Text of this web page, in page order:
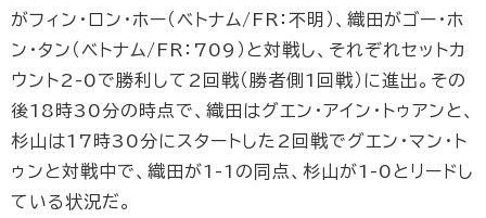
がフィン・ロン・ホー（ベトナム/FR：不明）、織田がゴー・ホ
ン・タン（ベトナム/FR：709）と対戦し、それぞれセットカ
ウント2-0で勝利して2回戦（勝者側1回戦）に進出。その
後18時30分の時点で、織田はグエン・アイン・トゥアンと、
杉山は17時30分にスタートした2回戦でグエン・マン・ト
ゥンと対戦中で、織田が1-1の同点、杉山が1-0とリードし
ている状況だ。